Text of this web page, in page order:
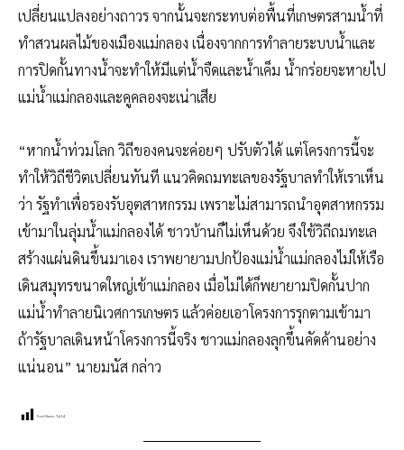
เปลี่ยนแปลงอย่างถาวร จากนั้นจะกระทบต่อพื้นที่เกษตรสามน้ำที่
ทำสวนผลไม้ของเมืองแม่กลอง เนื่องจากการทำลายระบบน้ำและ
การปิดกั้นทางน้ำจะทำให้มีแต่น้ำจืดและน้ำเค็ม น้ำกร่อยจะหายไป
แม่น้ำแม่กลองและคูคลองจะเน่าเสีย
“หากน้ำท่วมโลก วิถีของคนจะค่อยๆ ปรับตัวได้ แต่โครงการนี้จะ
ทำให้วิถีชีวิตเปลี่ยนทันที แนวคิดถมทะเลของรัฐบาลทำให้เราเห็น
ว่า รัฐทำเพื่อรองรับอุตสาหกรรม เพราะไม่สามารถนำอุตสาหกรรม
เข้ามาในลุ่มน้ำแม่กลองได้ ชาวบ้านก็ไม่เห็นด้วย จึงใช้วิถีถมทะเล
สร้างแผ่นดินขึ้นมาเอง เราพยายามปกป้องแม่น้ำแม่กลองไม่ให้เรือ
เดินสมุทรขนาดใหญ่เข้าแม่กลอง เมื่อไม่ได้ก็พยายามปิดกั้นปาก
แม่น้ำทำลายนิเวศการเกษตร แล้วค่อยเอาโครงการรุกตามเข้ามา
ถ้ารัฐบาลเดินหน้าโครงการนี้จริง ชาวแม่กลองลุกขึ้นคัดค้านอย่าง
แน่นอน” นายมนัส กล่าว
Post Views: 7,614